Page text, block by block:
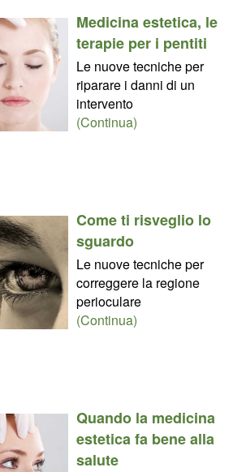
Medicina estetica, le
terapie per i pentiti
Le nuove tecniche per
riparare i danni di un
intervento
(Continua)
Come ti risveglio lo
sguardo
Le nuove tecniche per
correggere la regione
perioculare
(Continua)
Quando la medicina
estetica fa bene alla
salute